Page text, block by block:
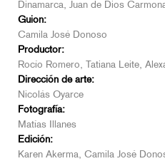
Dinamarca, Juan de Dios
Guion:
Camila José Donoso
Productor:
Rocío Romero, Tatiana Leite,
Dirección de arte:
Nicolás Oyarce
Fotografía:
Matías Illanes
Edición:
Karen Akerma, Camila José